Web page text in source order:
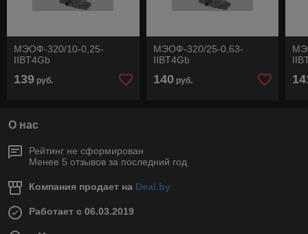
МЭОФ-320/10-0,25-
IIBT4Gb
139 руб.
МЭОФ-320/25-0,63-
IIBT4Gb
140руб.
О нас
Рейтинг не сформирован
Менее 5 отзывов за последний год
Компания продает на Deal.by
Работает с 06.03.2019